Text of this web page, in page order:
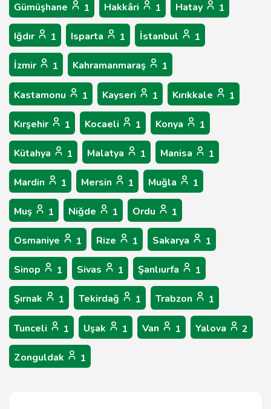
Gümüşhane 1 Hakkâri 1 Hatay 1
Iğdır 1 Isparta 1 İstanbul 1
İzmir 1 Kahramanmaraş 1
Kastamonu 1 Kayseri 1 Kırıkkale 1
Kırşehir 1 Kocaeli 1 Konya 1
Kütahya 1 Malatya 1 Manisa 1
Mardin 1 Mersin 1 Muğla 1
Muş 1 Niğde 1 Ordu 1
Osmaniye 1 Rize 1 Sakarya 1
Sinop 1 Sivas 1 Şanlıurfa 1
Şırnak 1 Tekirdağ 1 Trabzon 1
Tunceli 1 Uşak 1 Van 1 Yalova 2
Zonguldak 1